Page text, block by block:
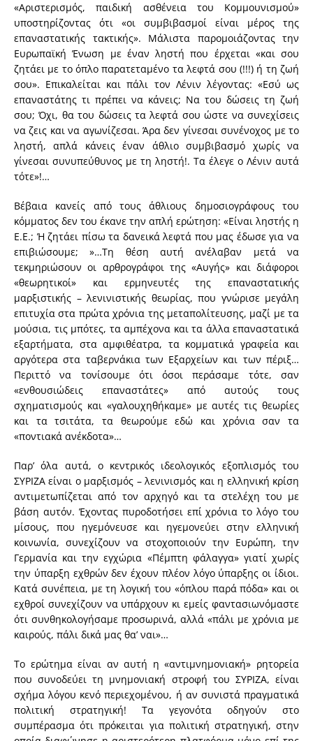
«Αριστερισμός, παιδική ασθένεια του Κομμουνισμού»
υποστηρίζοντας ότι «οι συμβιβασμοί είναι μέρος της
επαναστατικής τακτικής». Μάλιστα παρομοιάζοντας την
Ευρωπαϊκή Ένωση με έναν ληστή που έρχεται «και σου
ζητάει με το όπλο παρατεταμένο τα λεφτά σου (!!!) ή τη ζωή
σου». Επικαλείται και πάλι τον Λένιν λέγοντας: «Εσύ ως
επαναστάτης τι πρέπει να κάνεις; Να του δώσεις τη ζωή
σου; Όχι, θα του δώσεις τα λεφτά σου ώστε να συνεχίσεις
να ζεις και να αγωνίζεσαι. Άρα δεν γίνεσαι συνένοχος με το
ληστή, απλά κάνεις έναν άθλιο συμβιβασμό χωρίς να
γίνεσαι συνυπεύθυνος με τη ληστή!. Τα έλεγε ο Λένιν αυτά
τότε»!…
Βέβαια κανείς από τους άθλιους δημοσιογράφους του
κόμματος δεν του έκανε την απλή ερώτηση: «Είναι ληστής η
Ε.Ε.; Ή ζητάει πίσω τα δανεικά λεφτά που μας έδωσε για να
επιβιώσουμε; »…Τη θέση αυτή ανέλαβαν μετά να
τεκμηριώσουν οι αρθρογράφοι της «Αυγής» και διάφοροι
«θεωρητικοί» και ερμηνευτές της επαναστατικής
μαρξιστικής – λενινιστικής θεωρίας, που γνώρισε μεγάλη
επιτυχία στα πρώτα χρόνια της μεταπολίτευσης, μαζί με τα
μούσια, τις μπότες, τα αμπέχονα και τα άλλα επαναστατικά
εξαρτήματα, στα αμφιθέατρα, τα κομματικά γραφεία και
αργότερα στα ταβερνάκια των Εξαρχείων και των πέριξ…
Περιττό να τονίσουμε ότι όσοι περάσαμε τότε, σαν
«ενθουσιώδεις επαναστάτες» από αυτούς τους
σχηματισμούς και «γαλουχηθήκαμε» με αυτές τις θεωρίες
και τα τσιτάτα, τα θεωρούμε εδώ και χρόνια σαν τα
«ποντιακά ανέκδοτα»…
Παρ’ όλα αυτά, ο κεντρικός ιδεολογικός εξοπλισμός του
ΣΥΡΙΖΑ είναι ο μαρξισμός – λενινισμός και η ελληνική κρίση
αντιμετωπίζεται από τον αρχηγό και τα στελέχη του με
βάση αυτόν. Έχοντας πυροδοτήσει επί χρόνια το λόγο του
μίσους, που ηγεμόνευσε και ηγεμονεύει στην ελληνική
κοινωνία, συνεχίζουν να στοχοποιούν την Ευρώπη, την
Γερμανία και την εγχώρια «Πέμπτη φάλαγγα» γιατί χωρίς
την ύπαρξη εχθρών δεν έχουν πλέον λόγο ύπαρξης οι ίδιοι.
Κατά συνέπεια, με τη λογική του «όπλου παρά πόδα» και οι
εχθροί συνεχίζουν να υπάρχουν κι εμείς φαντασιωνόμαστε
ότι συνθηκολογήσαμε προσωρινά, αλλά «πάλι με χρόνια με
καιρούς, πάλι δικά μας θα’ ναι»…
Το ερώτημα είναι αν αυτή η «αντιμνημονιακή» ρητορεία
που συνοδεύει τη μνημονιακή στροφή του ΣΥΡΙΖΑ, είναι
σχήμα λόγου κενό περιεχομένου, ή αν συνιστά πραγματικά
πολιτική στρατηγική! Τα γεγονότα οδηγούν στο
συμπέρασμα ότι πρόκειται για πολιτική στρατηγική, στην